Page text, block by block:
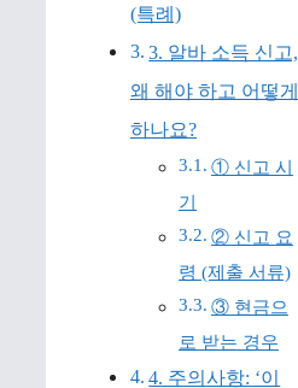
(특례)
3. 알바 소득 신고,
왜 해야 하고 어떻게
하나요?
① 신고 시
기
② 신고 요
령 (제출 서류)
③ 현금으
로 받는 경우
4. 주의사항: ‘이